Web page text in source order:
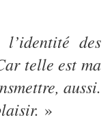
des
telle est ma
aussi.
»